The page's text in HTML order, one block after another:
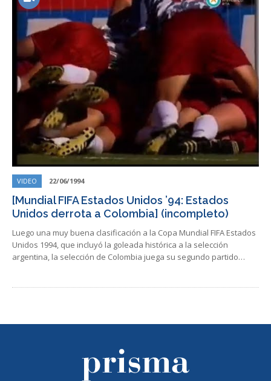
VIDEO 22/06/1994
[Mundial FIFA Estados Unidos ’94: Estados
Unidos derrota a Colombia] (incompleto)
Luego una muy buena clasificación a la Copa Mundial FIFA Estados
Unidos 1994, que incluyó la goleada histórica a la selección
argentina, la selección de Colombia juega su segundo partido…